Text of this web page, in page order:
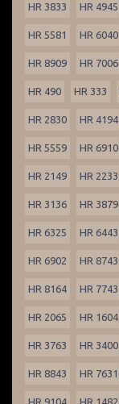
HR 3833 HR 4945
HR 5581 HR 6040
HR 8909 HR 7006
HR 490 HR 333
HR 2830 HR 4194
HR 5559 HR 6910
HR 2149 HR 2233
HR 3136 HR 3879
HR 6325 HR 6443
HR 6902 HR 8743
HR 8164 HR 7743
HR 2065 HR 1604
HR 3763 HR 3400
HR 8843 HR 7631
HR 9104 HR 1482